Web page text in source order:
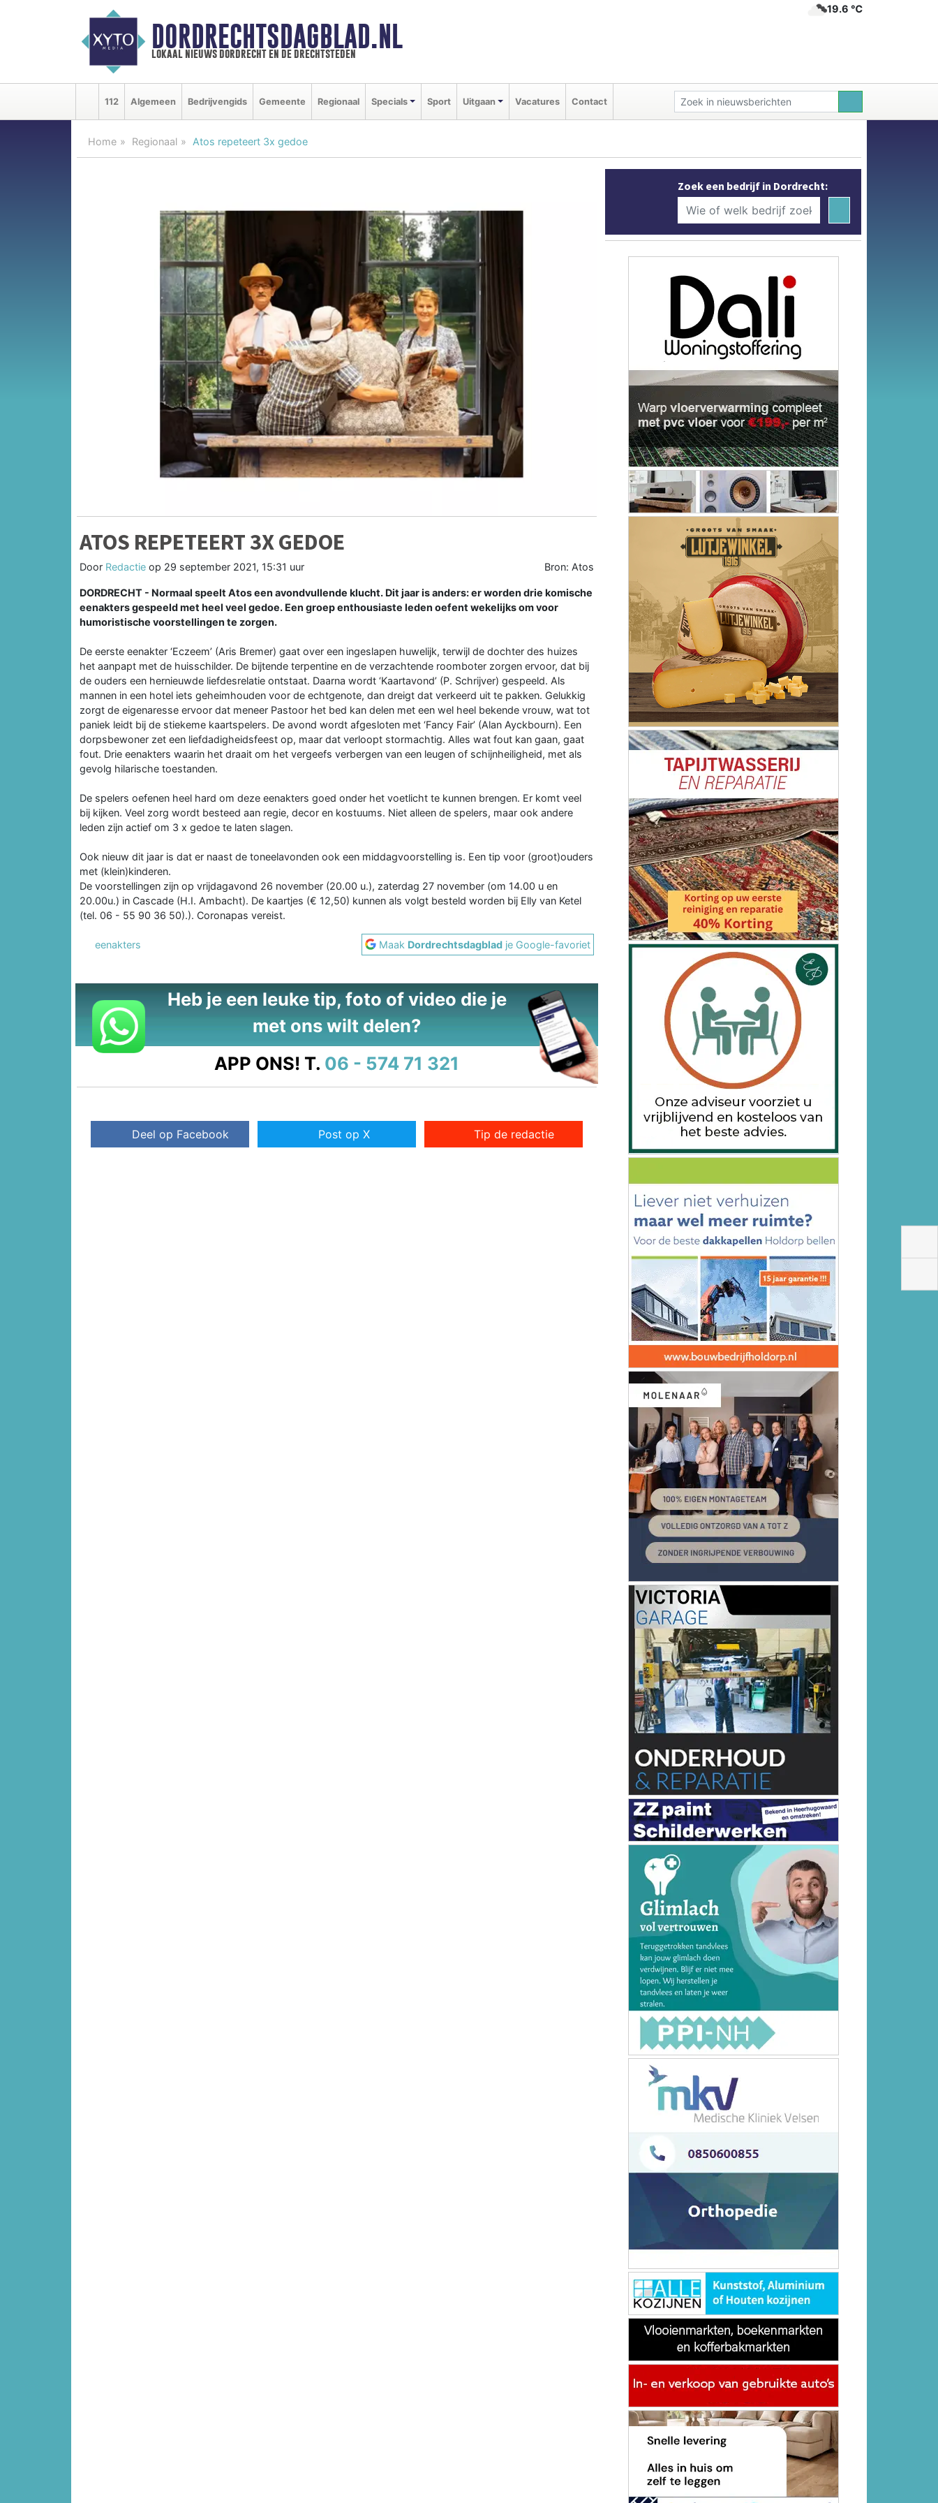
DORDRECHTSDAGBLAD.NL
lokaal nieuws dordrecht en de drechtsteden
19.6 ℃
112 Algemeen Bedrijvengids Gemeente Regionaal Specials Sport Uitgaan Vacatures Contact
Home Regionaal Atos repeteert 3x gedoe
ATOS REPETEERT 3X GEDOE
Door Redactie op 29 september 2021, 15:31 uur Bron: Atos
DORDRECHT - Normaal speelt Atos een avondvullende klucht. Dit jaar is anders: er worden drie komische
eenakters gespeeld met heel veel gedoe. Een groep enthousiaste leden oefent wekelijks om voor
humoristische voorstellingen te zorgen.
De eerste eenakter ‘Eczeem’ (Aris Bremer) gaat over een ingeslapen huwelijk, terwijl de dochter des huizes
het aanpapt met de huisschilder. De bijtende terpentine en de verzachtende roomboter zorgen ervoor, dat bij
de ouders een hernieuwde liefdesrelatie ontstaat. Daarna wordt ‘Kaartavond’ (P. Schrijver) gespeeld. Als
mannen in een hotel iets geheimhouden voor de echtgenote, dan dreigt dat verkeerd uit te pakken. Gelukkig
zorgt de eigenaresse ervoor dat meneer Pastoor het bed kan delen met een wel heel bekende vrouw, wat tot
paniek leidt bij de stiekeme kaartspelers. De avond wordt afgesloten met ‘Fancy Fair’ (Alan Ayckbourn). Een
dorpsbewoner zet een liefdadigheidsfeest op, maar dat verloopt stormachtig. Alles wat fout kan gaan, gaat
fout. Drie eenakters waarin het draait om het vergeefs verbergen van een leugen of schijnheiligheid, met als
gevolg hilarische toestanden.
De spelers oefenen heel hard om deze eenakters goed onder het voetlicht te kunnen brengen. Er komt veel
bij kijken. Veel zorg wordt besteed aan regie, decor en kostuums. Niet alleen de spelers, maar ook andere
leden zijn actief om 3 x gedoe te laten slagen.
Ook nieuw dit jaar is dat er naast de toneelavonden ook een middagvoorstelling is. Een tip voor (groot)ouders
met (klein)kinderen.
De voorstellingen zijn op vrijdagavond 26 november (20.00 u.), zaterdag 27 november (om 14.00 u en
20.00u.) in Cascade (H.I. Ambacht). De kaartjes (€ 12,50) kunnen als volgt besteld worden bij Elly van Ketel
(tel. 06 - 55 90 36 50).). Coronapas vereist.
eenakters Maak Dordrechtsdagblad je Google-favoriet
Heb je een leuke tip, foto of video die je
met ons wilt delen?
APP ONS! T. 06 - 574 71 321
Deel op Facebook Post op X Tip de redactie
Zoek een bedrijf in Dordrecht: